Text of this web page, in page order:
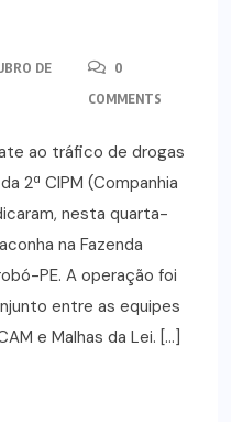
DE
0
COMMENTS
ao tráfico de drogas
2ª CIPM (Companhia
nesta quarta-
na Fazenda
PE. A operação foi
entre as equipes
e Malhas da Lei. […]